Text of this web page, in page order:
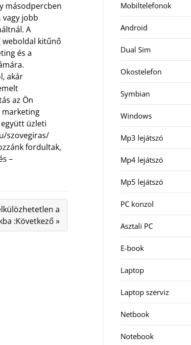
másodpercben
vagy jobb
A
weboldal kitűnő
és a
akár
az Ön
marketing
üzleti
szovegiras/
fordultak,
–
a
:Következő »
Mobiltelefonok
Android
Dual Sim
Okostelefon
Symbian
Windows
Mp3 lejátszó
Mp4 lejátszó
Mp5 lejátszó
PC konzol
Asztali PC
E-book
Laptop
Laptop szerviz
Netbook
Notebook